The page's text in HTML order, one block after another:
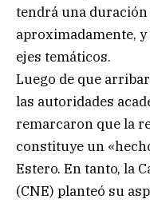
tendrá una
aproximadamente,
ejes temáticos.
Luego de que
las autoridades
remarcaron que la
constituye un
Estero. En tanto, la
(CNE) planteó su